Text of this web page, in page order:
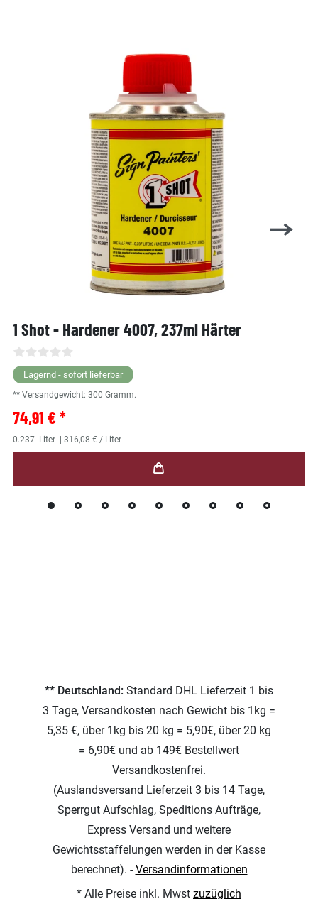
1 Shot - Hardener 4007, 237ml Härter
Lagernd - sofort lieferbar
** Versandgewicht: 300 Gramm.
74,91 € *
0.237 Liter | 316,08 € / Liter
** Deutschland: Standard DHL Lieferzeit 1 bis
3 Tage, Versandkosten nach Gewicht bis 1kg =
5,35 €, über 1kg bis 20 kg = 5,90€, über 20 kg
= 6,90€ und ab 149€ Bestellwert
Versandkostenfrei.
(Auslandsversand Lieferzeit 3 bis 14 Tage,
Sperrgut Aufschlag, Speditions Aufträge,
Express Versand und weitere
Gewichtsstaffelungen werden in der Kasse
berechnet). -Versandinformationen
* Alle Preise inkl. Mwst zuzüglich